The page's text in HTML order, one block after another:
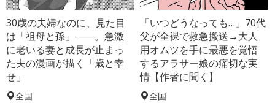
30歳の夫婦なのに、見た目
は「祖母と孫」――。急激
に老いる妻と成長が止まっ
た夫の漫画が描く「歳と幸
せ」
全国
「いつどうなっても…」70代
父が全裸で救急搬送→大人
用オムツを手に最悪を覚悟
するアラサー娘の痛切な実
情【作者に聞く】
全国